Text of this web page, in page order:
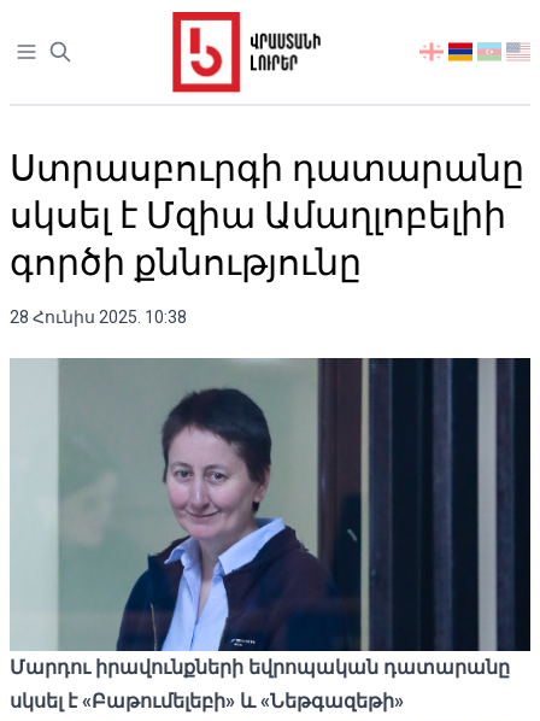
Open sidebar
აირჩიეთ
Ստրասբուրգի դատարանը
սկսել է Մզիա Ամաղլոբելիի
գործի քննությունը
28 Հունիս 2025. 10:38
Մարդու իրավունքների եվրոպական դատարանը
սկսել է «Բաթումելեբի» և «Նեթգազեթի»